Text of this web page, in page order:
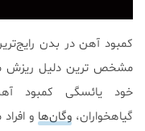
کمبود آهن در بدن
مشخص ترین دلیل ریزش
خود یائسگی کمبود
گیاهخواران، وگان‌ها و